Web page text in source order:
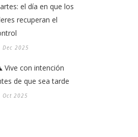
el día en que los
recuperan el
Dec 2025
con intención
de que sea tarde
Oct 2025